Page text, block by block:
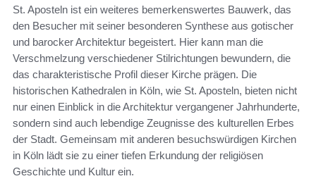
St. Aposteln ist ein weiteres bemerkenswertes Bauwerk, das
den Besucher mit seiner besonderen Synthese aus gotischer
und barocker Architektur begeistert. Hier kann man die
Verschmelzung verschiedener Stilrichtungen bewundern, die
das charakteristische Profil dieser Kirche prägen. Die
historischen Kathedralen in Köln, wie St. Aposteln, bieten nicht
nur einen Einblick in die Architektur vergangener Jahrhunderte,
sondern sind auch lebendige Zeugnisse des kulturellen Erbes
der Stadt. Gemeinsam mit anderen besuchswürdigen Kirchen
in Köln lädt sie zu einer tiefen Erkundung der religiösen
Geschichte und Kultur ein.